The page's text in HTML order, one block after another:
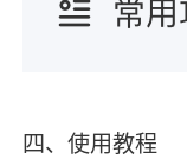
四、使用教程